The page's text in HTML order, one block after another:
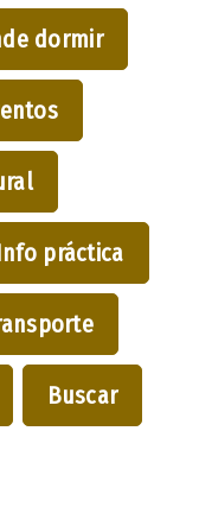
dormir
práctica
Buscar